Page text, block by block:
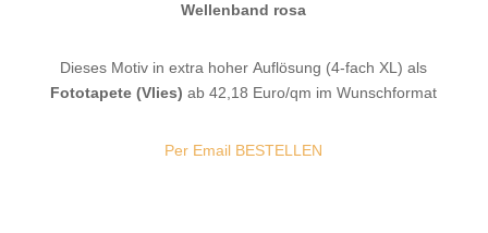
Wellenband rosa
Dieses Motiv in extra hoher Auflösung (4-fach XL) als
Fototapete (Vlies)ab 42,18 Euro/qm im Wunschformat
Per Email BESTELLEN